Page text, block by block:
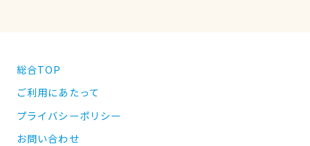
総合TOP
ご利用にあたって
プライバシーポリシー
お問い合わせ